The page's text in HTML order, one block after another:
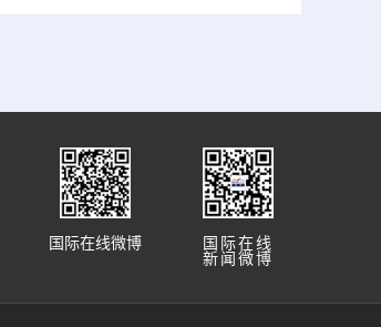
国际在线
新闻微博
国际在线微博